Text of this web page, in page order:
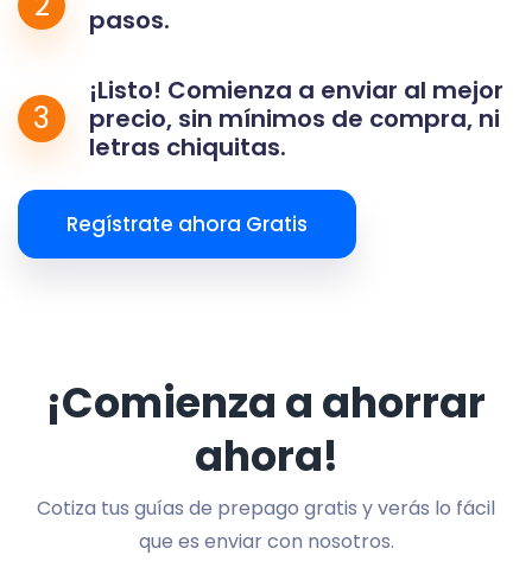
pasos.
3
¡Listo! Comienza a enviar al mejor
precio, sin mínimos de compra, ni
letras chiquitas.
Regístrate ahora Gratis
¡Comienza a ahorrar
ahora!
Cotiza tus guías de prepago gratis y verás lo fácil
que es enviar con nosotros.